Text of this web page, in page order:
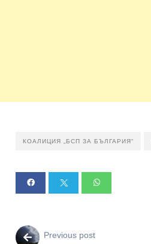
КОАЛИЦИЯ „БСП ЗА БЪЛГАРИЯ“
Previous post